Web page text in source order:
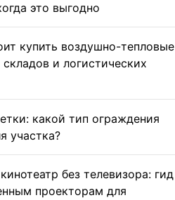
это выгодно
купить воздушно-тепловые
и логистических
какой тип ограждения
участка?
без телевизора: гид
проекторам для